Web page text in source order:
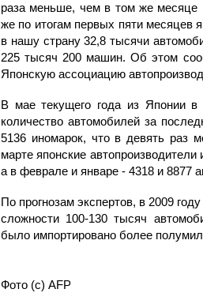
раза меньше, чем в том же месяце
же по итогам первых пяти месяцев
в нашу страну 32,8 тысячи
225 тысяч 200 машин. Об этом
Японскую ассоциацию
В мае текущего года из Японии
количество автомобилей за
5136 иномарок, что в девять раз
марте японские
а в феврале и январе - 4318 и 8877
По прогнозам экспертов, в 2009
сложности 100-130 тысяч
было импортировано более
Фото (c) AFP